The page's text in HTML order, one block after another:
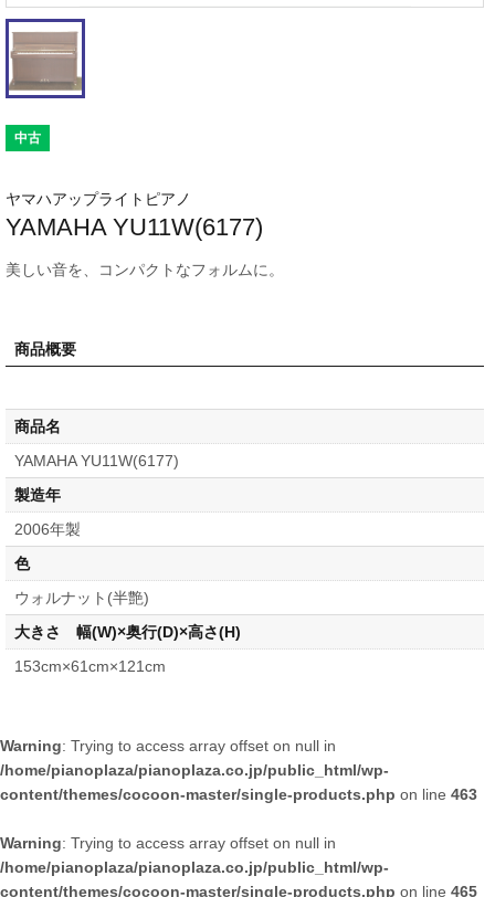
中古
ヤマハアップライトピアノ
YAMAHA YU11W(6177)
美しい音を、コンパクトなフォルムに。
商品概要
商品名
YAMAHA YU11W(6177)
製造年
2006年製
色
ウォルナット(半艶)
大きさ 幅(W)×奥行(D)×高さ(H)
153cm×61cm×121cm
Warning: Trying to access array offset on null in
/home/pianoplaza/pianoplaza.co.jp/public_html/wp-
content/themes/cocoon-master/single-products.php on line 463
Warning: Trying to access array offset on null in
/home/pianoplaza/pianoplaza.co.jp/public_html/wp-
content/themes/cocoon-master/single-products.php on line 465